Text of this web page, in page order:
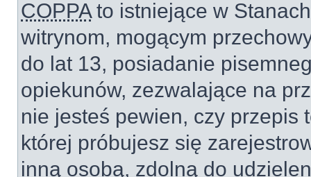
COPPAto istniejące w
witrynom, mogącym
do lat 13, posiadanie
opiekunów, zezwalające na
nie jesteś pewien, czy przepis
której próbujesz się
inną osobą, zdolną do